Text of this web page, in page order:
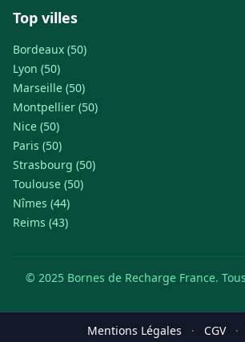
Top villes
Bordeaux (50)
Lyon (50)
Marseille (50)
Montpellier (50)
Nice (50)
Paris (50)
Strasbourg (50)
Toulouse (50)
Nîmes (44)
Reims (43)
© 2025 Bornes de Recharge France.
Mentions Légales · CGV ·